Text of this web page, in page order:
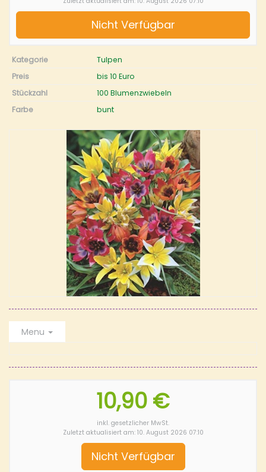
Nicht Verfügbar
Kategorie
Tulpen
Preis
bis 10 Euro
Stückzahl
100 Blumenzwiebeln
Farbe
bunt
Menu
10,90 €
inkl. gesetzlicher MwSt.
Zuletzt aktualisiert am: 10. August 2026 07:10
Nicht Verfügbar